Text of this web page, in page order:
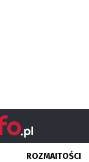
ROZMAITOŚCI